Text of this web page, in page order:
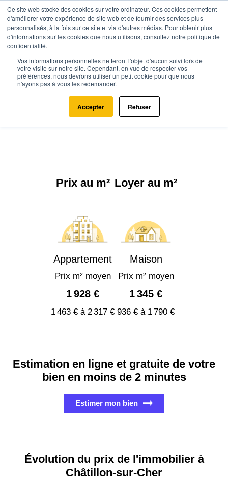
Ce site web stocke des cookies sur votre ordinateur. Ces cookies permettent
d'améliorer votre expérience de site web et de fournir des services plus
personnalisés, à la fois sur ce site et via d'autres médias. Pour obtenir plus
d'informations sur les cookies que nous utilisons, consultez notre politique de
confidentialité.
Vos informations personnelles ne feront l'objet d'aucun suivi lors de
votre visite sur notre site. Cependant, en vue de respecter vos
préférences, nous devrons utiliser un petit cookie pour que nous
n'ayons pas à vous les redemander.
Accepter Refuser
Agence.immo Prix immobilier Centre-Val de Loire Loir-et-Cher
Châtillon-sur-Cher (41130)
Estimation immobilière à
Châtillon-sur-Cher : Prix m² 2026
Prix au m²
Appartement
Prix m² moyen
1 928 €
1 463 € à 2 317 €
Loyer au m²
Maison
Prix m² moyen
1 345 €
936 € à 1 790 €
Estimation en ligne et gratuite de votre
bien en moins de 2 minutes
Estimer mon bien
Évolution du prix de l'immobilier à
Châtillon-sur-Cher